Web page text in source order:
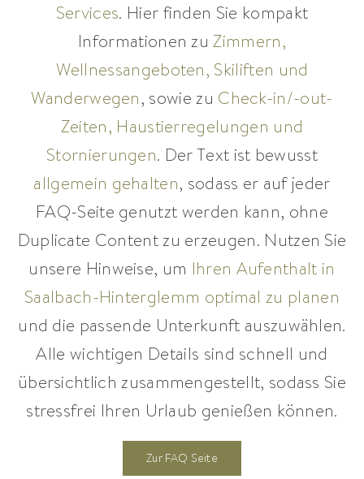
Services. Hier finden Sie kompakt
Informationen zuZimmern,
Wellnessangeboten, Skiliften und
Wanderwegen, sowie zu Check-in/-out-
Zeiten, Haustierregelungen und
Stornierungen. Der Text ist bewusst
allgemein gehalten, sodass er auf jeder
FAQ-Seite genutzt werden kann, ohne
Duplicate Content zu erzeugen. Nutzen Sie
unsere Hinweise, um Ihren Aufenthalt in
Saalbach-Hinterglemm optimal zu planen
und die passende Unterkunft auszuwählen.
Alle wichtigen Details sind schnell und
übersichtlich zusammengestellt, sodass Sie
stressfrei Ihren Urlaub genießen können.
Zur FAQ Seite